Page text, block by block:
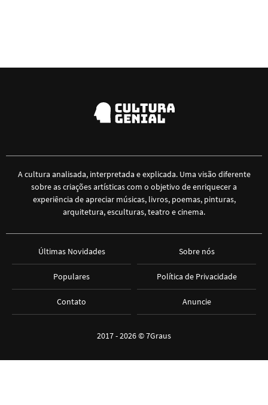
A cultura analisada, interpretada e explicada. Uma visão diferente
sobre as criações artísticas com o objetivo de enriquecer a
experiência de apreciar músicas, livros, poemas, pinturas,
arquitetura, esculturas, teatro e cinema.
Últimas Novidades
Populares
Contato
Sobre nós
Política de Privacidade
Anuncie
2017 - 2026 ©7Graus